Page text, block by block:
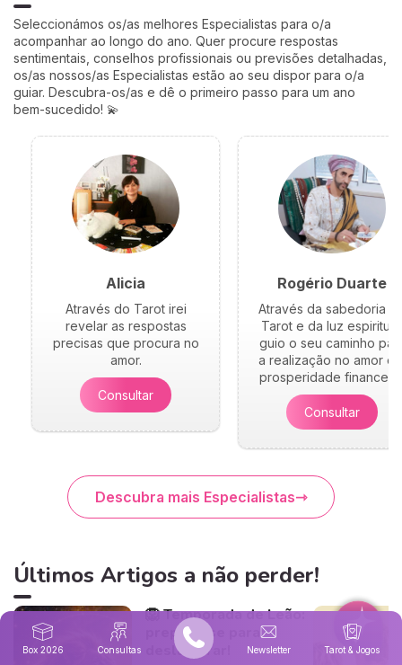
Seleccionámos os/as melhores Especialistas para o/a
acompanhar ao longo do ano. Quer procure respostas
sentimentais, conselhos profissionais ou previsões detalhadas,
os/as nossos/as Especialistas estão ao seu dispor para o/a
guiar. Descubra-os/as e dê o primeiro passo para um ano
bem-sucedido! 💫
Alicia
Através do Tarot irei
revelar as respostas
precisas que procura no
amor.
Consultar
Rogério Duarte
Através da sabedoria
Tarot e da luz
guio o seu caminho
a realização no amor e
prosperidade
Consultar
Descubra mais Especialistas
Últimos Artigos a não perder!
🦁 Temporada de Leão:
prepare-se para
deslumbrar!
Box 2026 Consultas Newsletter Tarot & Jogos